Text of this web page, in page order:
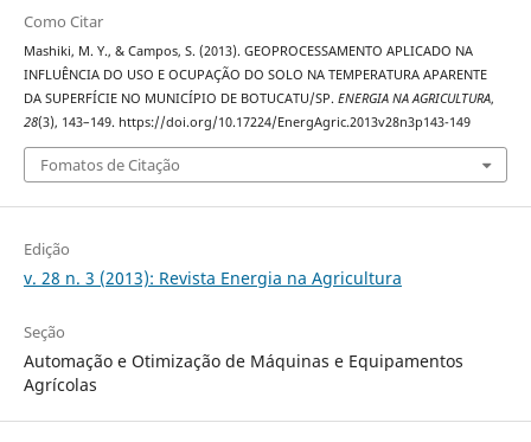
Como Citar
Mashiki, M. Y., & Campos, S. (2013). GEOPROCESSAMENTO APLICADO NA
INFLUÊNCIA DO USO E OCUPAÇÃO DO SOLO NA TEMPERATURA APARENTE
DA SUPERFÍCIE NO MUNICÍPIO DE BOTUCATU/SP. ENERGIA NA AGRICULTURA,
28(3), 143–149. https://doi.org/10.17224/EnergAgric.2013v28n3p143-149
Fomatos de Citação
Edição
v. 28 n. 3 (2013): Revista Energia na Agricultura
Seção
Automação e Otimização de Máquinas e Equipamentos
Agrícolas